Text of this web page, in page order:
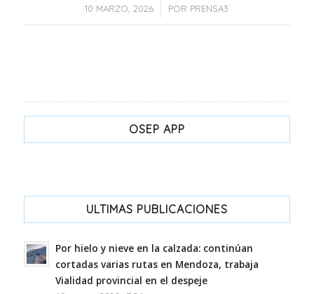
10 MARZO, 2026
/ POR PRENSA3
OSEP APP
ULTIMAS PUBLICACIONES
Por hielo y nieve en la calzada: continúan
cortadas varias rutas en Mendoza, trabaja
Vialidad provincial en el despeje